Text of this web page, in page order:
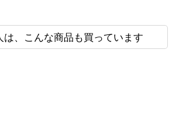
は、こんな商品も買っています